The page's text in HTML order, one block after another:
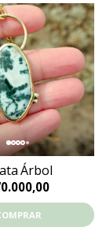
Árbol